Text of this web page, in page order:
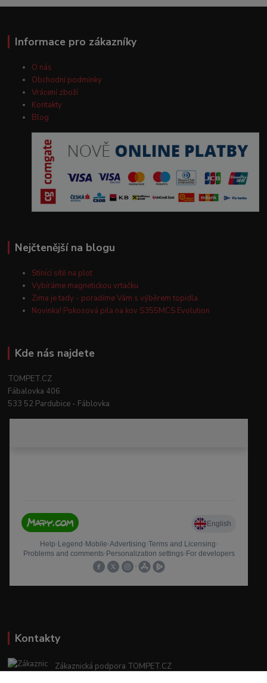
Informace pro zákazníky
O nás
Obchodní podmínky
Vrácení zboží
Kontakty
Blog
Nejčtenější na blogu
Stínící sítě na plot
Vybíráme magnetickou vrtačku
Zima je tady - poradíme Vám s výběrem topidla
Novinka! Pokosová pila na kov S355MCS Evolution
Kde nás najdete
TOMPET.CZ
Fábalovka 406
533 52 Pardubice - Fáblovka
Kontakty
Zákaznická podpora TOMPET.CZ